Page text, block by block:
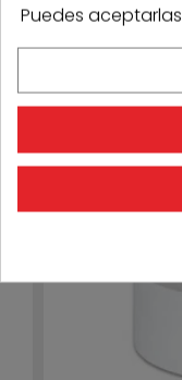
Cinta de
Puedes